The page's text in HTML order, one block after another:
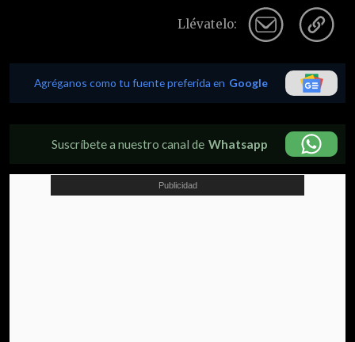
Llévatelo:
Agréganos como tu fuente preferida en Google
Suscríbete a nuestro canal de Whatsapp